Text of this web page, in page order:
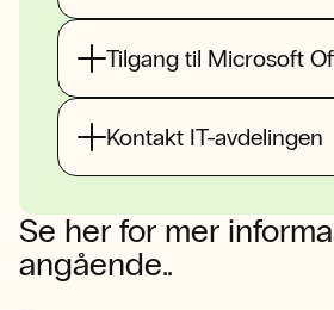
Tilgang til Microsoft
Kontakt IT-avdelingen
Se her for mer
angående..